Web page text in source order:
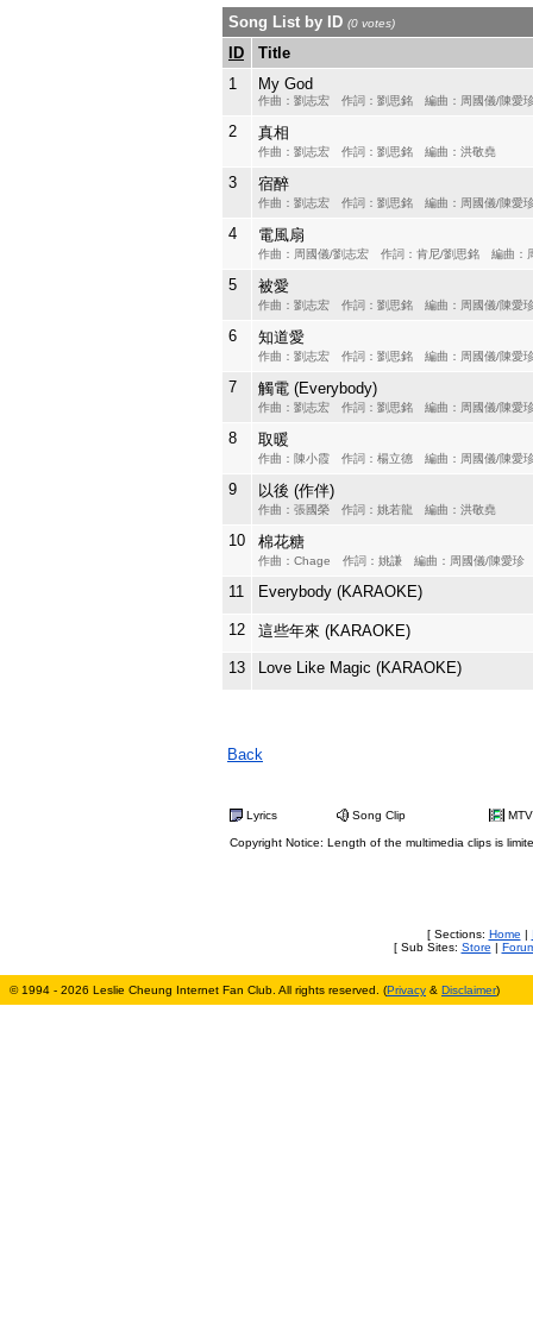
Song List by ID (0 votes)
ID
Title
1
My God
作曲：劉志宏 作詞：劉思銘 編曲：周國儀/陳愛
2 真相
作曲：劉志宏 作詞：劉思銘 編曲：洪敬堯
3 宿醉
作曲：劉志宏 作詞：劉思銘 編曲：周國儀/陳愛
4 電風扇
作曲：周國儀/劉志宏 作詞：肯尼/劉思銘 編曲：
5 被愛
作曲：劉志宏 作詞：劉思銘 編曲：周國儀/陳愛
6 知道愛
作曲：劉志宏 作詞：劉思銘 編曲：周國儀/陳愛
7 觸電 (Everybody)
作曲：劉志宏 作詞：劉思銘 編曲：周國儀/陳愛
8 取暖
作曲：陳小霞 作詞：楊立德 編曲：周國儀/陳愛
9 以後 (作伴)
作曲：張國榮 作詞：姚若龍 編曲：洪敬堯
10 棉花糖
作曲：Chage 作詞：姚謙 編曲：周國儀/陳愛珍
11 Everybody (KARAOKE)
12 這些年來 (KARAOKE)
13 Love Like Magic (KARAOKE)
Back
Lyrics Song Clip MTV
Copyright Notice: Length of the multimedia clips is
[ Sections: Home |
[ Sub Sites: Store |
© 1994 - 2026 Leslie Cheung Internet Fan Club. All rights reserved. (Privacy & Disclaimer)